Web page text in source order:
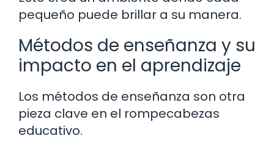
pequeño puede brillar a su manera.
Métodos de enseñanza y su
impacto en el aprendizaje
Los métodos de enseñanza son otra
pieza clave en el rompecabezas
educativo.